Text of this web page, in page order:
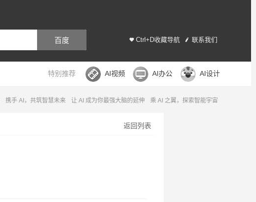
Ctrl+D收藏导航 联系我们
百度
特别推荐 AI视频 AI办公 AI设计
携手 AI，共筑智慧未来 让 AI 成为你最强大脑的延伸 乘 AI 之翼，探索智能宇宙
返回列表